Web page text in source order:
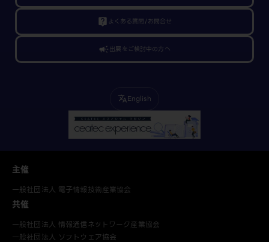
live_help よくある質問/お問合せ
campaign出展をご検討中の方へ
translateEnglish
主催
一般社団法人 電子情報技術産業協会
共催
一般社団法人 情報通信ネットワーク産業協会
一般社団法人 ソフトウェア協会